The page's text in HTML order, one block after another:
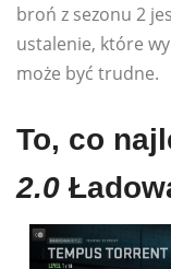
broń z sezonu 2
ustalenie, które
może być trudne.
To, co
2.0